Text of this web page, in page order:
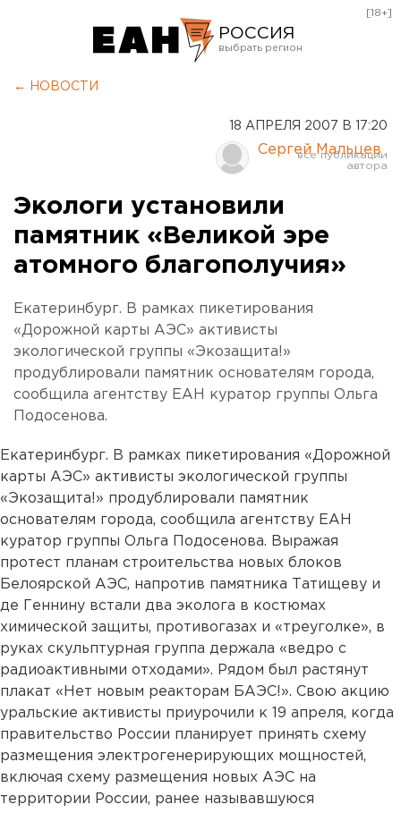
РОССИЯ
Курган
Оренбург
[18+]
← НОВОСТИ
18 АПРЕЛЯ 2007 В 17:20
Сергей Мальцев
Экологи установили
памятник «Великой эре
атомного благополучия»
Екатеринбург. В рамках пикетирования
«Дорожной карты АЭС» активисты
экологической группы «Экозащита!»
продублировали памятник основателям города,
сообщила агентству ЕАН куратор группы Ольга
Подосенова.
Екатеринбург. В рамках пикетирования «Дорожной
карты АЭС» активисты экологической группы
«Экозащита!» продублировали памятник
основателям города, сообщила агентству ЕАН
куратор группы Ольга Подосенова. Выражая
протест планам строительства новых блоков
Белоярской АЭС, напротив памятника Татищеву и
де Геннину встали два эколога в костюмах
химической защиты, противогазах и «треуголке», в
руках скульптурная группа держала «ведро с
радиоактивными отходами». Рядом был растянут
плакат «Нет новым реакторам БАЭС!». Свою акцию
уральские активисты приурочили к 19 апреля, когда
правительство России планирует принять схему
размещения электрогенерирующих мощностей,
включая схему размещения новых АЭС на
территории России, ранее называвшуюся